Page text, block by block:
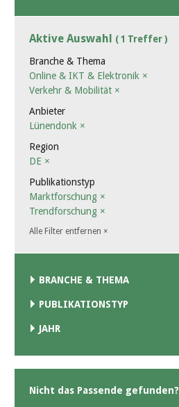
Aktive Auswahl ( 1 Treffer )
Branche & Thema
Online & IKT & Elektronik ×
Verkehr & Mobilität ×
Anbieter
Lünendonk ×
Region
DE ×
Publikationstyp
Marktforschung ×
Trendforschung ×
Alle Filter entfernen ×
BRANCHE & THEMA
PUBLIKATIONSTYP
JAHR
Nicht das Passende gefunden?